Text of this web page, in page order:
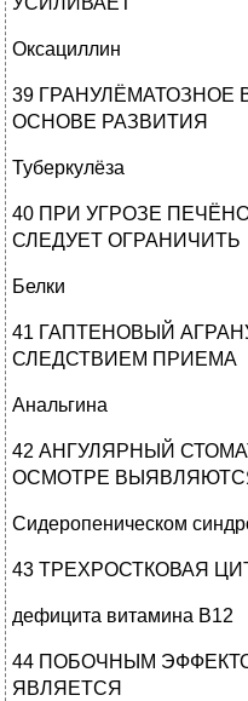
Оксациллин
39
ОСНОВЕ РАЗВИТИЯ
Туберкулёза
40 ПРИ УГРОЗЕ
СЛЕДУЕТ ОГРАНИЧИТЬ
Белки
41 ГАПТЕНОВЫЙ
СЛЕДСТВИЕМ ПРИЕМА
Анальгина
42 АНГУЛЯРНЫЙ
ОСМОТРЕ
Сидеропеническом
43 ТРЕХРОСТКОВАЯ
дефицита витамина В12
44 ПОБОЧНЫМ
ЯВЛЯЕТСЯ